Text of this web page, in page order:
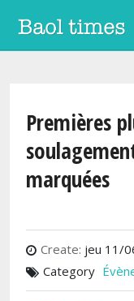
Premières
marquées
Create: jeu 11/
Category